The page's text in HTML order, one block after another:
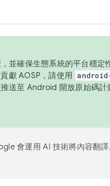
並確保生態系統的平台穩
獻 AOSP，請使用
送至 Android 開放原始碼計
會運用 AI 技術將內容翻